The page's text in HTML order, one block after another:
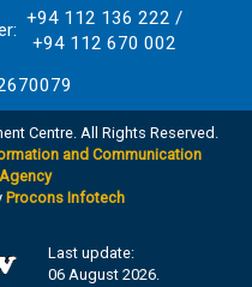
+94 112 136 222 /
+94 112 670 002
Centre. All Rights Reserved.
and Communication
Procons Infotech
Last update:
06 August 2026.